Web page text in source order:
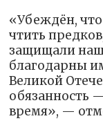
«Убеждён,
чтить
защищали
благодарны
Великой
обязанность
время», —